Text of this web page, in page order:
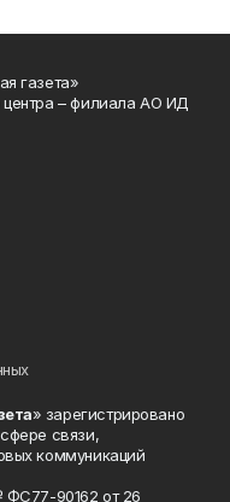
газета»
центра – филиала АО ИД
» зарегистрировано
связи,
коммуникаций
ФС77-90162 от 26